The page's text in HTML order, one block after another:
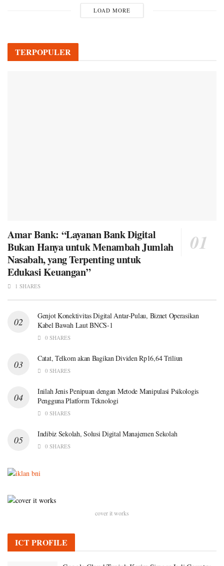
LOAD MORE
TERPOPULER
Amar Bank: “Layanan Bank Digital
Bukan Hanya untuk Menambah Jumlah
Nasabah, yang Terpenting untuk
Edukasi Keuangan”
1 SHARES
Genjot Konektivitas Digital Antar-Pulau, Biznet Operasikan
Kabel Bawah Laut BNCS-1
0 SHARES
Catat, Telkom akan Bagikan Dividen Rp16,64 Triliun
0 SHARES
Inilah Jenis Penipuan dengan Metode Manipulasi Psikologis
Pengguna Platform Teknologi
0 SHARES
Indibiz Sekolah, Solusi Digital Manajemen Sekolah
0 SHARES
cover it works
ICT PROFILE